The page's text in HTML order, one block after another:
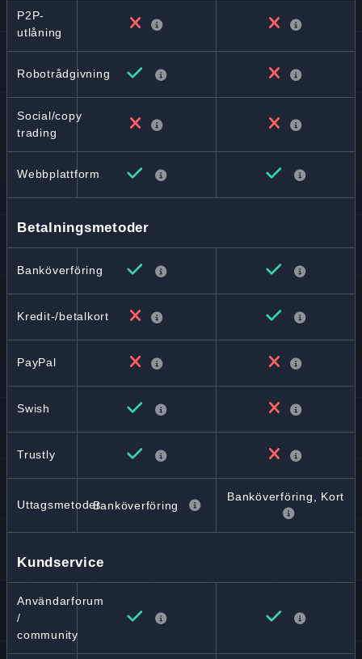
P2P-
utlåning
Robotrådgivning
Social/copy
trading
Webbplattform
Betalningsmetoder
Banköverföring
Kredit-/betalkort
PayPal
Swish
Trustly
UttagsmetoderBanköverföring
Banköverföring, Kort
Kundservice
Användarforum
/
community